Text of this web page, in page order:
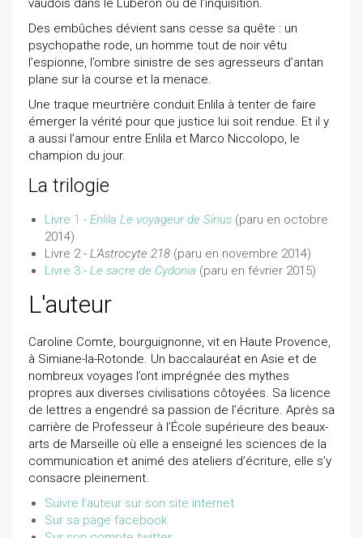
vaudois dans le Luberon ou de l’inquisition.
Des embûches dévient sans cesse sa quête : un
psychopathe rode, un homme tout de noir vêtu
l’espionne, l’ombre sinistre de ses agresseurs d’antan
plane sur la course et la menace.
Une traque meurtrière conduit Enlila à tenter de faire
émerger la vérité pour que justice lui soit rendue. Et il y
a aussi l’amour entre Enlila et Marco Niccolopo, le
champion du jour.
La trilogie
Livre 1 - Enlila Le voyageur de Sirius (paru en octobre
2014)
Livre 2 - L'Astrocyte 218 (paru en novembre 2014)
Livre 3 - Le sacre de Cydonia (paru en février 2015)
L'auteur
Caroline Comte, bourguignonne, vit en Haute Provence,
à Simiane-la-Rotonde. Un baccalauréat en Asie et de
nombreux voyages l’ont imprégnée des mythes
propres aux diverses civilisations côtoyées. Sa licence
de lettres a engendré sa passion de l’écriture. Après sa
carrière de Professeur à l’École supérieure des beaux-
arts de Marseille où elle a enseigné les sciences de la
communication et animé des ateliers d’écriture, elle s’y
consacre pleinement.
Suivre l'auteur sur son site internet
Sur sa page facebook